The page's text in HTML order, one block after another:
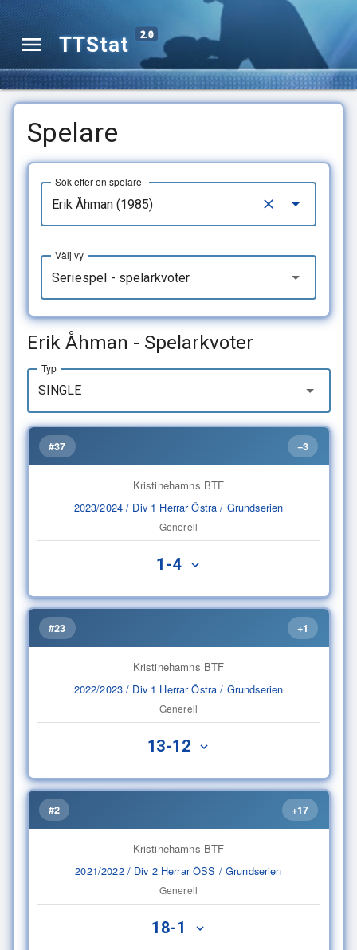
TTStat 2.0
Spelare
Sök efter en spelare
Seriespel - spelarkvoter
Välj vy
Erik Åhman - Spelarkvoter
Typ
#37 −3
Kristinehamns BTF
2023/2024 / Div 1 Herrar Östra / Grundserien
Generell
1-4
#23 +1
Kristinehamns BTF
2022/2023 / Div 1 Herrar Östra / Grundserien
Generell
13-12
#2 +17
Kristinehamns BTF
2021/2022 / Div 2 Herrar ÖSS / Grundserien
Generell
18-1